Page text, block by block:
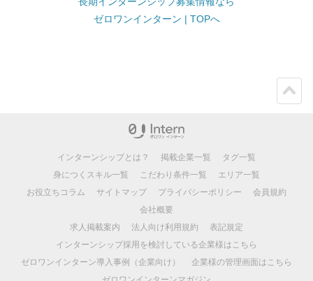
ゼロワンインターン | TOPへ
インターンシップとは？ 掲載企業一覧
タグ一覧
身につくスキル一覧
こだわり条件一覧
エリア一覧
お役立ちコラム
サイトマップ プライバシーポリシー
会員規約
会社概要
求人掲載案内
法人向け利用規約
表記規定
インターンシップ採用を検討している企業様はこちら
ゼロワンインターン導入事例（企業向け）
企業様の管理画面はこちら